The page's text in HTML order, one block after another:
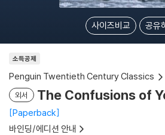
사이즈비교 공유
소득공제
Penguin Twentieth Century Classics
외서 The Confusions of
Paperback
바인딩/에디션 안내